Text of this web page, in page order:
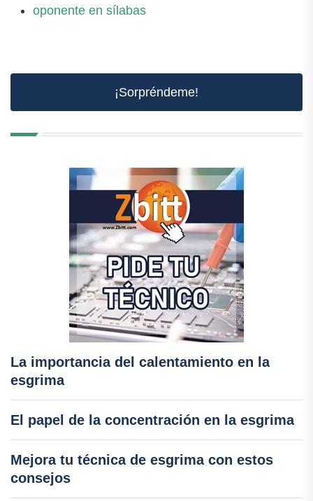
oponente en sílabas
¡Sorpréndeme!
La importancia del calentamiento en la
esgrima
El papel de la concentración en la esgrima
Mejora tu técnica de esgrima con estos
consejos